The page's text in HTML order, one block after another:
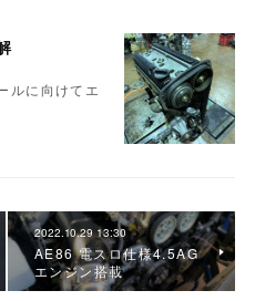
ルに向けてエ
2022.10.29 13:30
AE86 電スロ仕様4.5AG
エンジン搭載